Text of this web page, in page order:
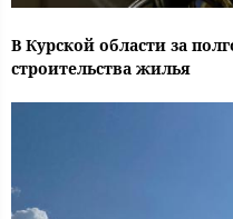
В Курской области за
строительства жилья